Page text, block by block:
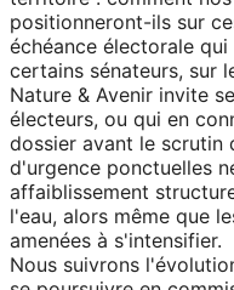
positionneront-ils sur
échéance électorale
certains sénateurs, sur
Nature & Avenir invite
électeurs, ou qui en
dossier avant le scrutin
d'urgence ponctuelles
affaiblissement
l'eau, alors même que
amenées à s'intensifier.
Nous suivrons